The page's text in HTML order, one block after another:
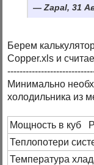
Zapal, 31
Берем
Copper.xls и
Минимально
холодильника из
Мощность в куб
Теплопотери
Температура